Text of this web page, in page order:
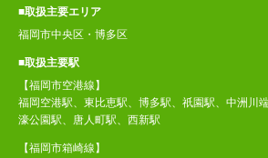
■取扱主要エリア
福岡市中央区・博多区
■取扱主要駅
【福岡市空港線】
福岡空港駅、東比恵駅、博多駅、祇園駅、中洲川
濠公園駅、唐人町駅、西新駅
【福岡市箱崎線】